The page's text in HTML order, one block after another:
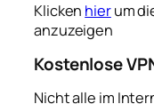
Klicken hierum
anzuzeigen
Kostenlose
Nicht alle im